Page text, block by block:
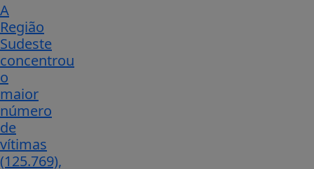
A
Região
Sudeste
concentrou
o
maior
número
de
vítimas
(125.769),